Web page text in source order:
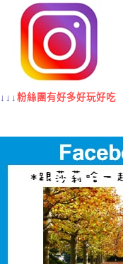
↓↓↓ 粉絲團有好多好玩好吃